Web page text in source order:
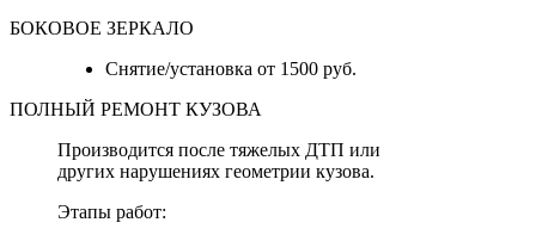
БОКОВОЕ ЗЕРКАЛО
Снятие/установка от 1500 руб.
ПОЛНЫЙ РЕМОНТ КУЗОВА
Производится после тяжелых ДТП или
других нарушениях геометрии кузова.
Этапы работ: